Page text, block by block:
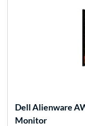
DellAlienware
Monitor